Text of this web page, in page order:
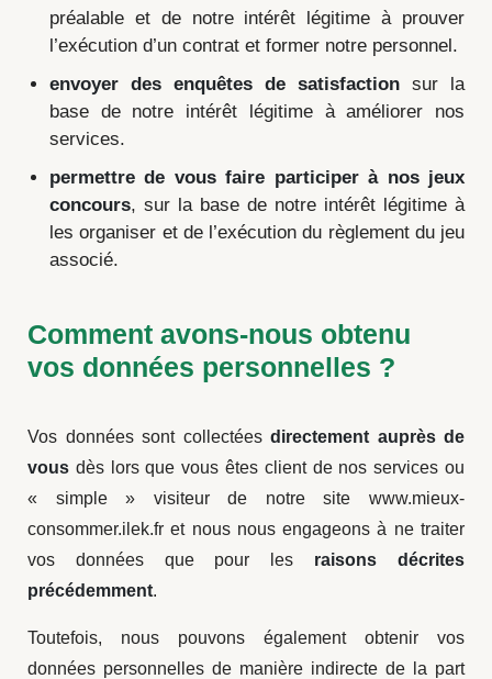
préalable et de notre intérêt légitime à prouver
l’exécution d’un contrat et former notre personnel.
envoyer des enquêtes de satisfaction sur la
base de notre intérêt légitime à améliorer nos
services.
permettre de vous faire participer à nos jeux
concours, sur la base de notre intérêt légitime à
les organiser et de l’exécution du règlement du jeu
associé.
Comment avons-nous obtenu
vos données personnelles ?
Vos données sont collectées directement auprès de
vous dès lors que vous êtes client de nos services ou
« simple » visiteur de notre site www.mieux-
consommer.ilek.fr et nous nous engageons à ne traiter
vos données que pour les raisons décrites
précédemment.
Toutefois, nous pouvons également obtenir vos
données personnelles de manière indirecte de la part